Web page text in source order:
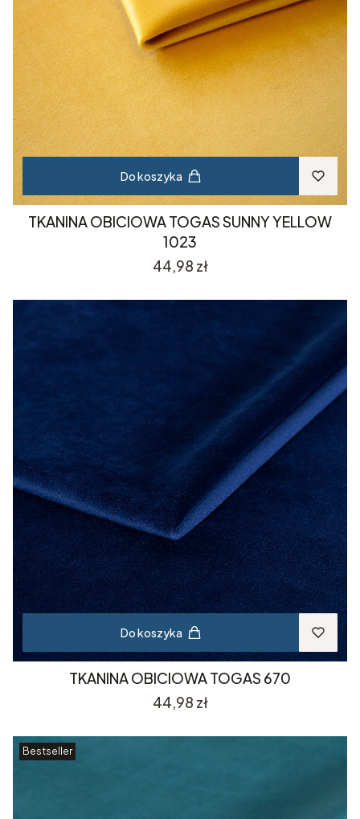
Do koszyka
TKANINA OBICIOWA TOGAS SUNNY YELLOW
1023
Cena
44,98 zł
Do koszyka
TKANINA OBICIOWA TOGAS 670
Cena
44,98 zł
Bestseller